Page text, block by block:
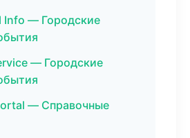
Info — Городские
— Городские
— Справочные